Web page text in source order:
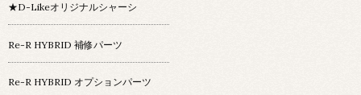
★D-Likeオリジナルシャーシ
Re-R HYBRID 補修パーツ
Re-R HYBRID オプションパーツ